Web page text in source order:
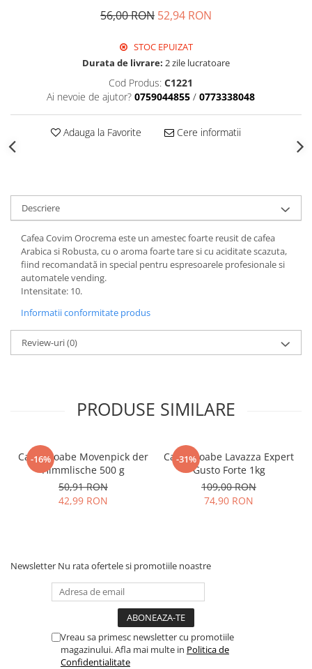
56,00 RON 52,94 RON
STOC EPUIZAT
Durata de livrare: 2 zile lucratoare
Cod Produs: C1221
Ai nevoie de ajutor? 0759044855 / 0773338048
Adauga la Favorite Cere informatii
Descriere
Cafea Covim Orocrema este un amestec foarte reusit de cafea
Arabica si Robusta, cu o aroma foarte tare si cu aciditate scazuta,
fiind recomandată in special pentru espresoarele profesionale si
automatele vending.
Intensitate: 10.
Informatii conformitate produs
Review-uri(0)
PRODUSE SIMILARE
-16%
Cafea boabe Movenpick der
Himmlische 500 g
50,91 RON
42,99 RON
-31%
Cafea boabe Lavazza Expert
Gusto Forte 1kg
109,00 RON
74,90 RON
Newsletter Nu rata ofertele si promotiile noastre
Vreau sa primesc newsletter cu promotiile
magazinului. Afla mai multe in Politica de
Confidentialitate